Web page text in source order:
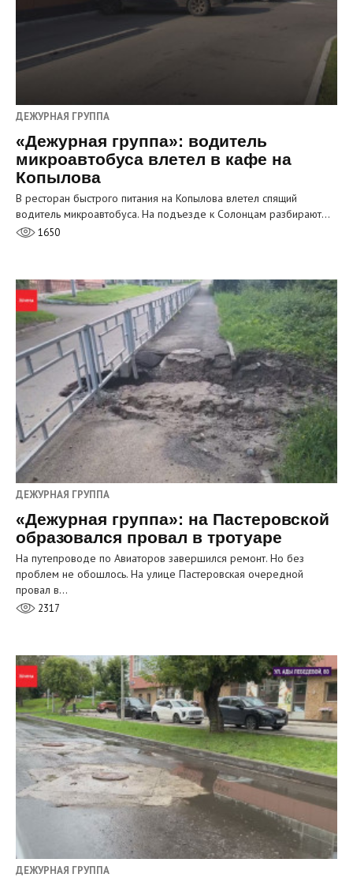
ДЕЖУРНАЯ ГРУППА
«Дежурная группа»: водитель
микроавтобуса влетел в кафе на
Копылова
В ресторан быстрого питания на Копылова влетел спящий
водитель микроавтобуса. На подъезде к Солонцам разбирают…
1650
ДЕЖУРНАЯ ГРУППА
«Дежурная группа»: на Пастеровской
образовался провал в тротуаре
На путепроводе по Авиаторов завершился ремонт. Но без
проблем не обошлось. На улице Пастеровская очередной
провал в…
2317
ДЕЖУРНАЯ ГРУППА